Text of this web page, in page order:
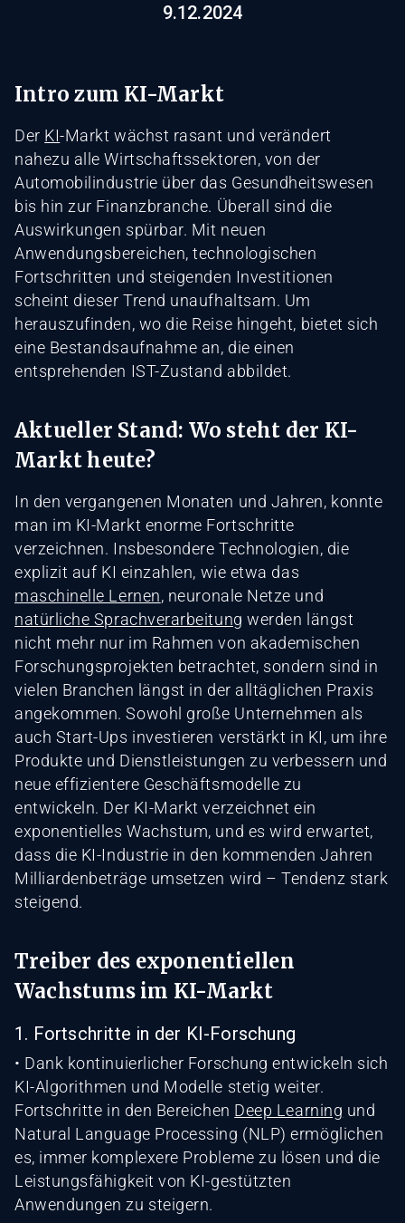
9.12.2024
Intro zum KI-Markt
Der KI-Markt wächst rasant und verändert
nahezu alle Wirtschaftssektoren, von der
Automobilindustrie über das Gesundheitswesen
bis hin zur Finanzbranche. Überall sind die
Auswirkungen spürbar. Mit neuen
Anwendungsbereichen, technologischen
Fortschritten und steigenden Investitionen
scheint dieser Trend unaufhaltsam. Um
herauszufinden, wo die Reise hingeht, bietet sich
eine Bestandsaufnahme an, die einen
entsprehenden IST-Zustand abbildet.
Aktueller Stand: Wo steht der KI-
Markt heute?
In den vergangenen Monaten und Jahren, konnte
man im KI-Markt enorme Fortschritte
verzeichnen. Insbesondere Technologien, die
explizit auf KI einzahlen, wie etwa das
maschinelle Lernen, neuronale Netze und
natürliche Sprachverarbeitung werden längst
nicht mehr nur im Rahmen von akademischen
Forschungsprojekten betrachtet, sondern sind in
vielen Branchen längst in der alltäglichen Praxis
angekommen. Sowohl große Unternehmen als
auch Start-Ups investieren verstärkt in KI, um ihre
Produkte und Dienstleistungen zu verbessern und
neue effizientere Geschäftsmodelle zu
entwickeln. Der KI-Markt verzeichnet ein
exponentielles Wachstum, und es wird erwartet,
dass die KI-Industrie in den kommenden Jahren
Milliardenbeträge umsetzen wird – Tendenz stark
steigend.
Treiber des exponentiellen
Wachstums im KI-Markt
1. Fortschritte in der KI-Forschung
• Dank kontinuierlicher Forschung entwickeln sich
KI-Algorithmen und Modelle stetig weiter.
Fortschritte in den Bereichen Deep Learning und
Natural Language Processing (NLP) ermöglichen
es, immer komplexere Probleme zu lösen und die
Leistungsfähigkeit von KI-gestützten
Anwendungen zu steigern.